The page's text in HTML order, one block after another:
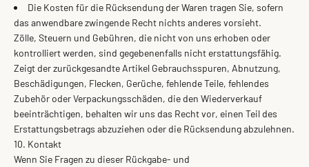
Die Kosten für die Rücksendung der Waren tragen Sie, sofern
das anwendbare zwingende Recht nichts anderes vorsieht.
Zölle, Steuern und Gebühren, die nicht von uns erhoben oder
kontrolliert werden, sind gegebenenfalls nicht erstattungsfähig.
Zeigt der zurückgesandte Artikel Gebrauchsspuren, Abnutzung,
Beschädigungen, Flecken, Gerüche, fehlende Teile, fehlendes
Zubehör oder Verpackungsschäden, die den Wiederverkauf
beeinträchtigen, behalten wir uns das Recht vor, einen Teil des
Erstattungsbetrags abzuziehen oder die Rücksendung abzulehnen.
10. Kontakt
Wenn Sie Fragen zu dieser Rückgabe- und